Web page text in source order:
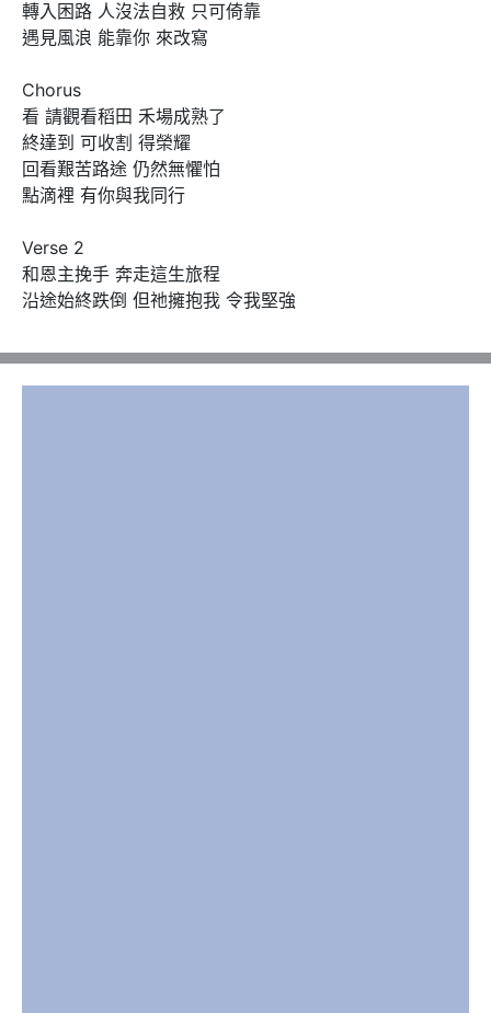
轉入困路 人沒法自救 只可倚靠
遇見風浪 能靠你 來改寫
Chorus
看 請觀看稻田 禾場成熟了
終達到 可收割 得榮耀
回看艱苦路途 仍然無懼怕
點滴裡 有你與我同行
Verse 2
和恩主挽手 奔走這生旅程
沿途始終跌倒 但祂擁抱我 令我堅強